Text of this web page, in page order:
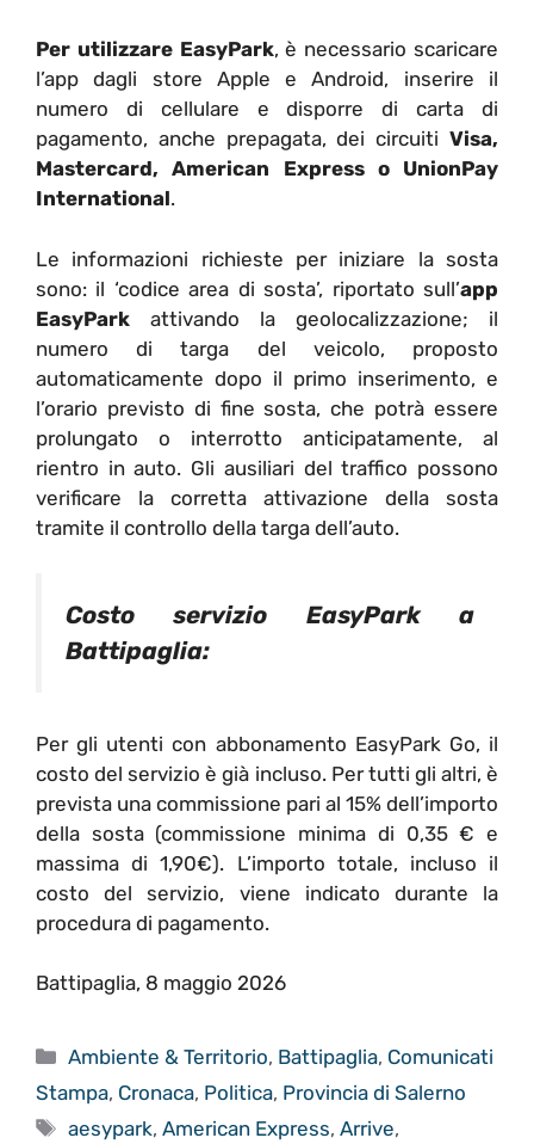
Per utilizzare EasyPark, è necessario scaricare
l’app dagli store Apple e Android, inserire il
numero di cellulare e disporre di carta di
pagamento, anche prepagata, dei circuiti Visa,
Mastercard, American Express o UnionPay
International.
Le informazioni richieste per iniziare la sosta
sono: il ‘codice area di sosta’, riportato sull’app
EasyPark attivando la geolocalizzazione; il
numero di targa del veicolo, proposto
automaticamente dopo il primo inserimento, e
l’orario previsto di fine sosta, che potrà essere
prolungato o interrotto anticipatamente, al
rientro in auto. Gli ausiliari del traffico possono
verificare la corretta attivazione della sosta
tramite il controllo della targa dell’auto.
Costo servizio EasyPark a
Battipaglia:
Per gli utenti con abbonamento EasyPark Go, il
costo del servizio è già incluso. Per tutti gli altri, è
prevista una commissione pari al 15% dell’importo
della sosta (commissione minima di 0,35 € e
massima di 1,90€). L’importo totale, incluso il
costo del servizio, viene indicato durante la
procedura di pagamento.
Battipaglia, 8 maggio 2026
Categorie
Ambiente & Territorio, Battipaglia, Comunicati
Stampa, Cronaca, Politica, Provincia di Salerno
Tag
aesypark,American Express,Arrive,